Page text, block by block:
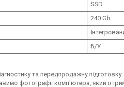
SSD
240 Gb
Б/У
та передпродажну
фотографії комп'ютера, який